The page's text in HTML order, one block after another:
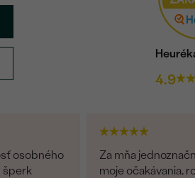
4.9
osobného
šperk
Za mňa
moje očakávania,